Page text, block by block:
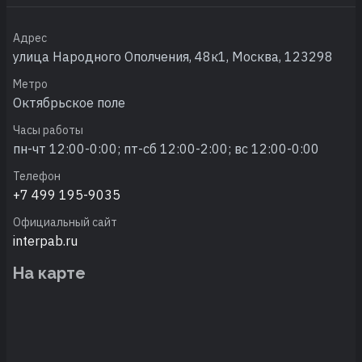
Адрес
улица Народного Ополчения, 48к1, Москва, 123298
Метро
Октябрьское поле
Часы работы
пн-чт 12:00-0:00; пт-сб 12:00-2:00; вс 12:00-0:00
Телефон
+7 499 195-9035
Официальный сайт
interpab.ru
На карте